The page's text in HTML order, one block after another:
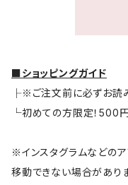
■ショッピングガイド
├※ご注文前に必ずお読
└初めての方限定！500
※インスタグラムなどの
移動できない場合がありま